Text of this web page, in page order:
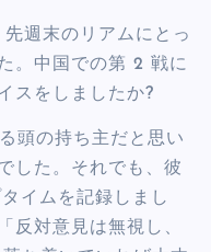
週末のリアムにとっ
。中国での第 2 戦に
スをしましたか?
頭の持ち主だと思い
した。それでも、彼
イムを記録しまし
反対意見は無視し、